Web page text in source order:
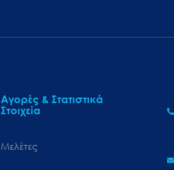
Αγορές & Στατιστικά
Στοιχεία
Μελέτες